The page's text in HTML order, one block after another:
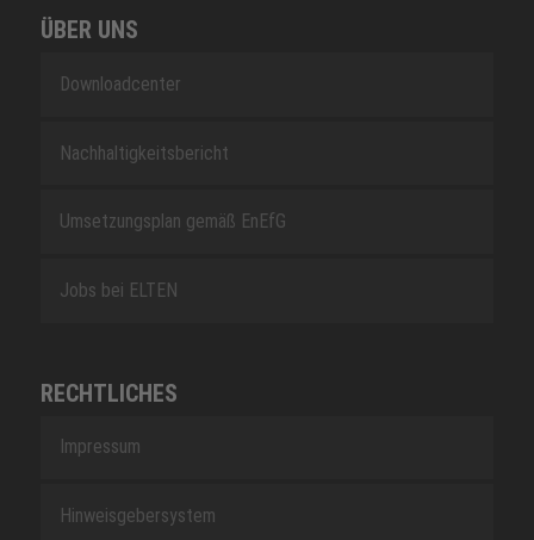
ÜBER UNS
Downloadcenter
Nachhaltigkeitsbericht
Umsetzungsplan gemäß EnEfG
Jobs bei ELTEN
RECHTLICHES
Impressum
Hinweisgebersystem